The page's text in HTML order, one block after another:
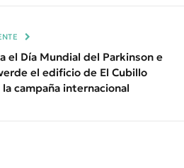
el Día Mundial del Parkinson e
el edificio de El Cubillo
campaña internacional